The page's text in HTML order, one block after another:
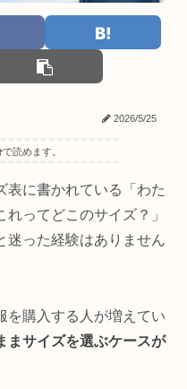
2026/5/25
で読めます。
表に書かれている「わた
ってどこのサイズ？」
迷った経験はありません
を購入する人が増えてい
まサイズを選ぶケースが